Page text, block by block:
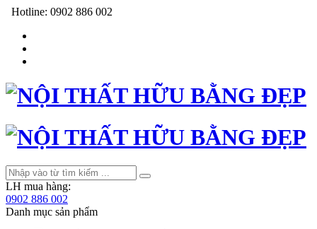
Hotline: 0902 886 002
LH mua hàng:
0902 886 002
Danh mục sản phẩm